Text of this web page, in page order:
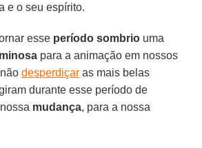
e o seu espírito.
esse período sombrio uma
para a animação em nossos
nãodesperdiçar as mais belas
durante esse período de
mudança, para a nossa